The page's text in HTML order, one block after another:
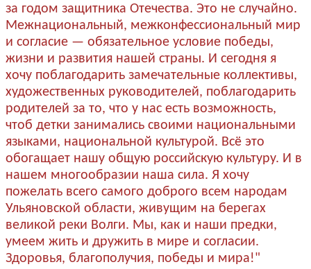
за годом защитника Отечества. Это не случайно.
Межнациональный, межконфессиональный мир
и согласие — обязательное условие победы,
жизни и развития нашей страны. И сегодня я
хочу поблагодарить замечательные коллективы,
художественных руководителей, поблагодарить
родителей за то, что у нас есть возможность,
чтоб детки занимались своими национальными
языками, национальной культурой. Всё это
обогащает нашу общую российскую культуру. И в
нашем многообразии наша сила. Я хочу
пожелать всего самого доброго всем народам
Ульяновской области, живущим на берегах
великой реки Волги. Мы, как и наши предки,
умеем жить и дружить в мире и согласии.
Здоровья, благополучия, победы и мира!"